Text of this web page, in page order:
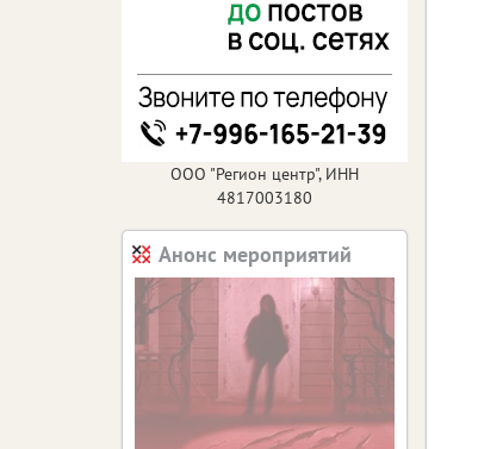
ООО "Регион центр", ИНН
4817003180
Анонс мероприятий